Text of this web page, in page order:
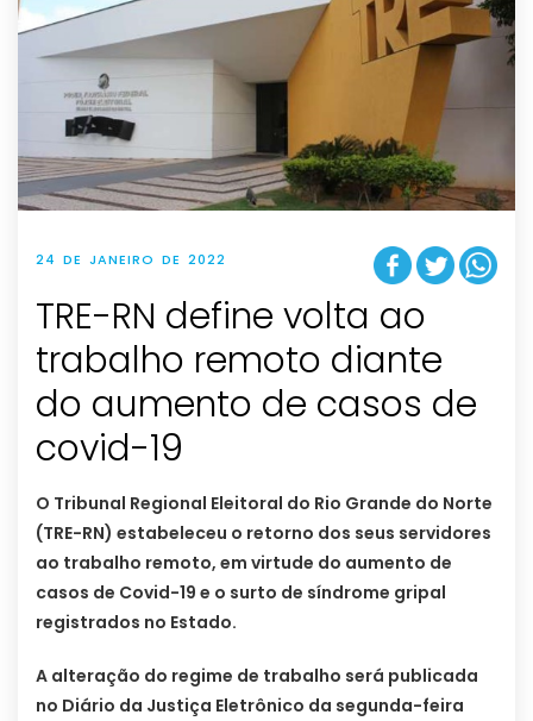
24 DE JANEIRO DE 2022
TRE-RN define volta ao
trabalho remoto diante
do aumento de casos de
covid-19
O Tribunal Regional Eleitoral do Rio Grande do Norte
(TRE-RN) estabeleceu o retorno dos seus servidores
ao trabalho remoto, em virtude do aumento de
casos de Covid-19 e o surto de síndrome gripal
registrados no Estado.
A alteração do regime de trabalho será publicada
no Diário da Justiça Eletrônico da segunda-feira